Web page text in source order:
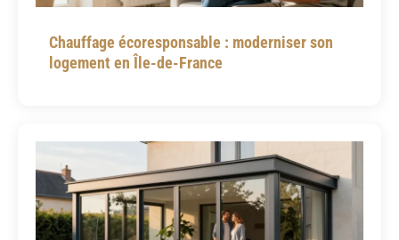
Chauffage écoresponsable : moderniser son
logement en Île-de-France